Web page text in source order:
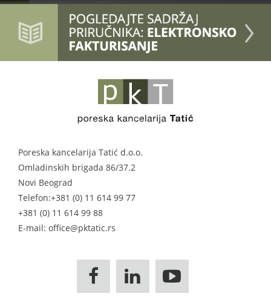
Poreska kancelarija Tatić d.o.o.
Omladinskih brigada 86/37.2
Novi Beograd
Telefon:+381 (0) 11 614 99 77
+381 (0) 11 614 99 88
E-mail: office@pktatic.rs
  